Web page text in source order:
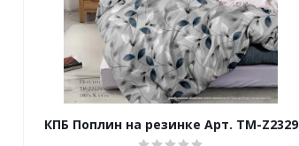
КПБ Поплин на резинке Арт. TM-Z2329